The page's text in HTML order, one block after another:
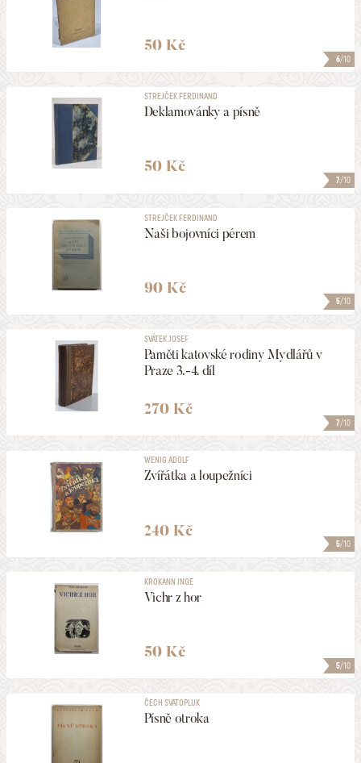
6/10
50 Kč
7/10
STREJČEK FERDINAND
Deklamovánky a písně
50 Kč
5/10
STREJČEK FERDINAND
Naši bojovníci pérem
90 Kč
7/10
SVÁTEK JOSEF
Paměti katovské rodiny Mydlářů v
Praze 3.-4. díl
270 Kč
5/10
WENIG ADOLF
Zvířátka a loupežníci
240 Kč
5/10
KROKANN INGE
Vichr z hor
50 Kč
ČECH SVATOPLUK
Písně otroka